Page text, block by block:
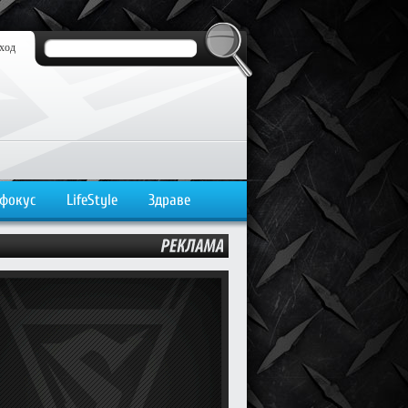
LifeStyle Здраве